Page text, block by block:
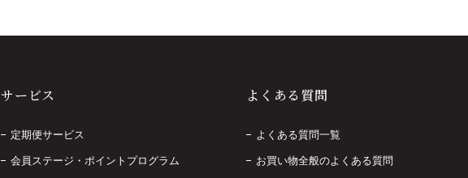
サービス
定期便サービス
会員ステージ・ポイントプログラム
よくある質問
よくある質問一覧
お買い物全般のよくある質問